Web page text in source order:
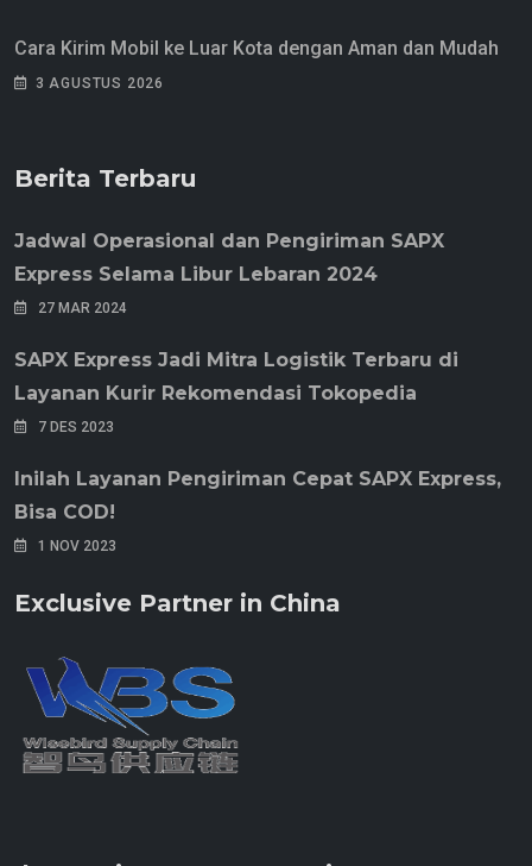
Cara Kirim Mobil ke Luar Kota dengan Aman dan Mudah
3 AGUSTUS 2026
Berita Terbaru
Jadwal Operasional dan Pengiriman SAPX
Express Selama Libur Lebaran 2024
27 MAR 2024
SAPX Express Jadi Mitra Logistik Terbaru di
Layanan Kurir Rekomendasi Tokopedia
7 DES 2023
Inilah Layanan Pengiriman Cepat SAPX Express,
Bisa COD!
1 NOV 2023
Exclusive Partner in China